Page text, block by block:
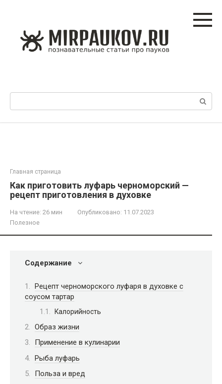
Главная страница
Как приготовить луфарь черноморский —
рецепт приготовления в духовке
На чтение: 26 мин Опубликовано: 11.07.2023
Полезное
Содержание
Рецепт черноморского луфаря в духовке с
соусом тартар
Калорийность
Образ жизни
Применение в кулинарии
Рыба луфарь
Польза и вред